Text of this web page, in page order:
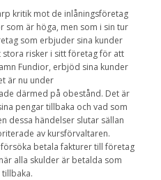
kritik mot de inlåningsföretag
är höga, men som i sin tur
som erbjuder sina kunder
risker i sitt företag för att
Fundior, erbjöd sina kunder
är nu under
därmed på obestånd. Det är
pengar tillbaka och vad som
dessa händelser slutar sällan
av kursförvaltaren.
betala fakturer till företag
alla skulder är betalda som